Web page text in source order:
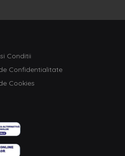
Conditii
Confidentialitate
Cookies